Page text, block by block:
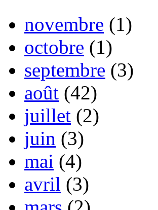
novembre (1)
octobre (1)
septembre (3)
août (42)
juillet (2)
juin (3)
mai (4)
avril (3)